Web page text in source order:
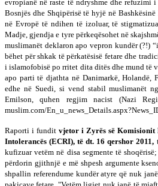
evropianë në raste të ndryshme dhe refuzimi
Bosnjës dhe Shqipërisë të hyjë në
në Evropë të ndihen të izoluar, të
Madje, gjendja e tyre përkeqësohet në
muslimanët deklaron apo vepron kundër (?!)
bëhet për shkak të përkatësisë fetare dhe
i islamofobisë po rritet dita ditës dhe mund të
apo parti të djathta në Danimarkë, Holandë,
edhe në Suedi, si vend stabil muslimanët
Emilson, quhen regjim nacist (Nazi
muslim.com/
Raporti i fundit vjetor i Zyrës së Komisionit
Intolerancës (ECRI), të dt. 16 qershor 2011,
kufizuar vetëm në disa segmente të
përdorin gjithnjë e më shpesh argumente
shpallin referendume kundër atyre që nuk